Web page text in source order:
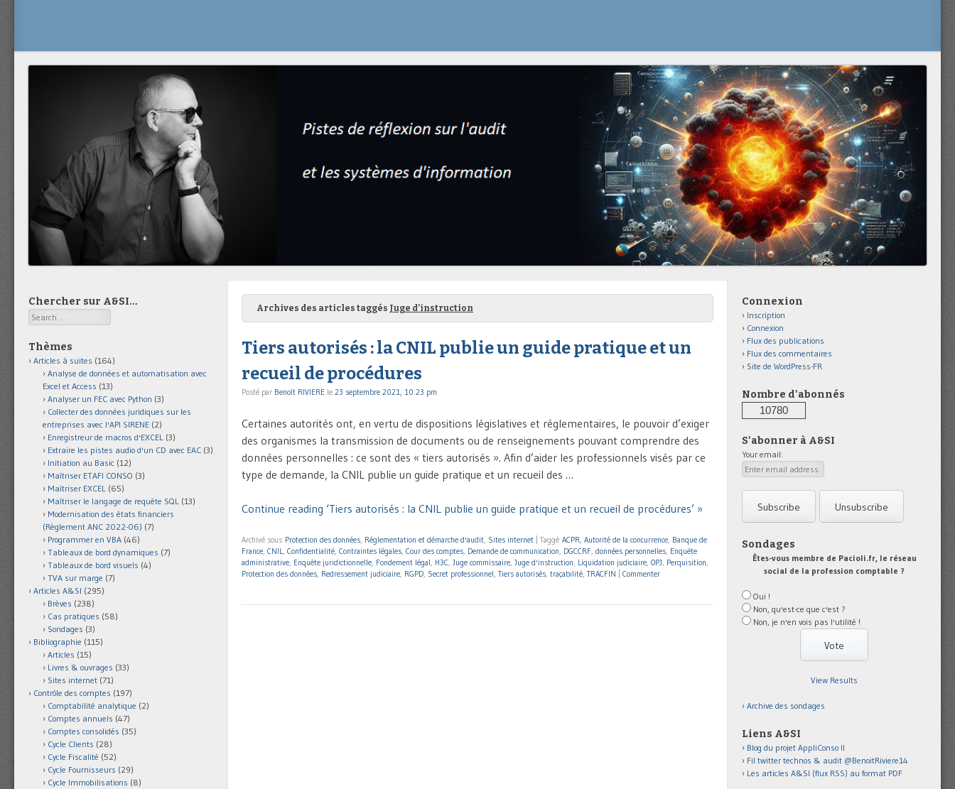
Archives des articles taggés Juge d’instruction
Tiers autorisés : la CNIL publie un guide pratique et un
recueil de procédures
Posté par Benoît RIVIERE le 23 septembre 2021, 10:23 pm
Certaines autorités ont, en vertu de dispositions législatives et réglementaires, le pouvoir d’exiger
des organismes la transmission de documents ou de renseignements pouvant comprendre des
données personnelles : ce sont des « tiers autorisés ». Afin d’aider les professionnels visés par ce
type de demande, la CNIL publie un guide pratique et un recueil des …
Continue reading ‘Tiers autorisés : la CNIL publie un guide pratique et un recueil de procédures’ »
Archivé sous Protection des données, Réglementation et démarche d'audit, Sites internet Taggé ACPR, Autorité de la concurrence, Banque de
France, CNIL, Confidentialité, Contraintes légales, Cour des comptes, Demande de communication, DGCCRF, données personnelles, Enquête
administrative, Enquête juridictionnelle, Fondement légal, H3C, Juge commissaire, Juge d'instruction, Liquidation judiciaire, OPJ, Perquisition,
Protection des données, Redressement judiciaire, RGPD, Secret professionnel, Tiers autorisés, traçabilité, TRACFIN Commenter
Chercher sur A&SI…
Search
Thèmes
Articles à suites (164)
Analyse de données et automatisation avec
Excel et Access (13)
Analyser un FEC avec Python (3)
Collecter des données juridiques sur les
entreprises avec l'API SIRENE (2)
Enregistreur de macros d'EXCEL (3)
Extraire les pistes audio d'un CD avec EAC (3)
Initiation au Basic (12)
Maîtriser ETAFI CONSO (3)
Maîtriser EXCEL (65)
Maîtriser le langage de requête SQL (13)
Modernisation des états financiers
(Règlement ANC 2022-06) (7)
Programmer en VBA (46)
Tableaux de bord dynamiques (7)
Tableaux de bord visuels (4)
TVA sur marge (7)
Articles A&SI (295)
Brèves (238)
Cas pratiques (58)
Sondages (3)
Bibliographie (115)
Articles (15)
Livres & ouvrages (33)
Sites internet (71)
Contrôle des comptes (197)
Comptabilité analytique (2)
Comptes annuels (47)
Comptes consolidés (35)
Cycle Clients (28)
Cycle Fiscalité (52)
Cycle Fournisseurs (29)
Cycle Immobilisations (8)
Connexion
Inscription
Connexion
Flux des publications
Flux des commentaires
Site de WordPress-FR
Nombre d'abonnés
10780
S'abonner à A&SI
Your email:
Sondages
Êtes-vous membre de Pacioli.fr, le réseau
social de la profession comptable ?
Oui !
Non, qu'est-ce que c'est ?
Non, je n'en vois pas l'utilité !
View Results
Archive des sondages
Liens A&SI
Blog du projet AppliConso II
Fil twitter technos & audit @BenoitRiviere14
Les articles A&SI (flux RSS) au format PDF